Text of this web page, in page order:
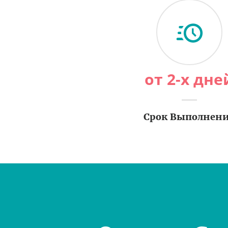
от 2-х
Срок